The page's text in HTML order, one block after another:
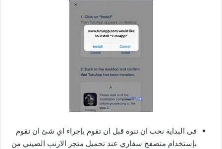
فى البداية نحب ان ننوه قبل ان تقوم بإجراء اي شئ ان تقوم
بإستخدام متصفح سفاري عند تحميل متجر الارنب الصيني من